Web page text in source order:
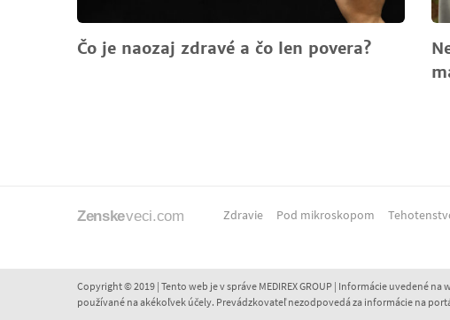
Čo je naozaj zdravé a čo len povera?
Zdravie Pod mikroskopom
Copyright © 2019 | Tento web je v správe MEDIREX GROUP | Informácie
používané na akékoľvek účely. Prevádzkovateľ nezodpovedá za informácie na